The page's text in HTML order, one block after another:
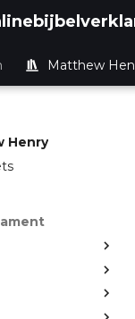
Matthew
Henry